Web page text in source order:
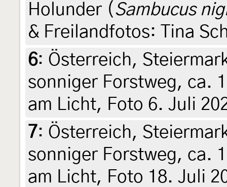
Holunder ( Sambucus
& Freilandfotos: Tina
6: Österreich,
sonniger Forstweg, ca.
am Licht, Foto 6. Juli
7: Österreich,
sonniger Forstweg, ca.
am Licht, Foto 18. Juli